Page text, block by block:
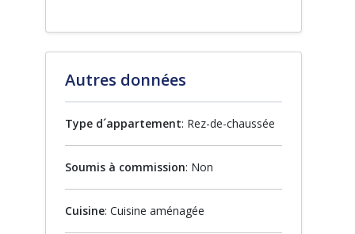
Autres données
Type d´appartement: Rez-de-chaussée
Soumis à commission: Non
Cuisine: Cuisine aménagée